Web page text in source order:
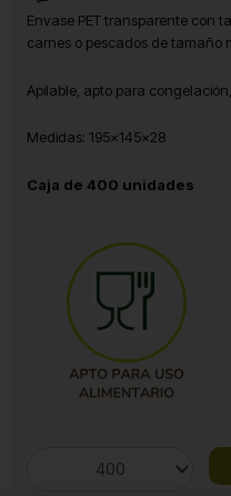
Envase PET transparente con
carnes o pescados de tamaño
Apilable, apto para
Medidas: 195×145×28
Caja de 400 unidades
Locheados